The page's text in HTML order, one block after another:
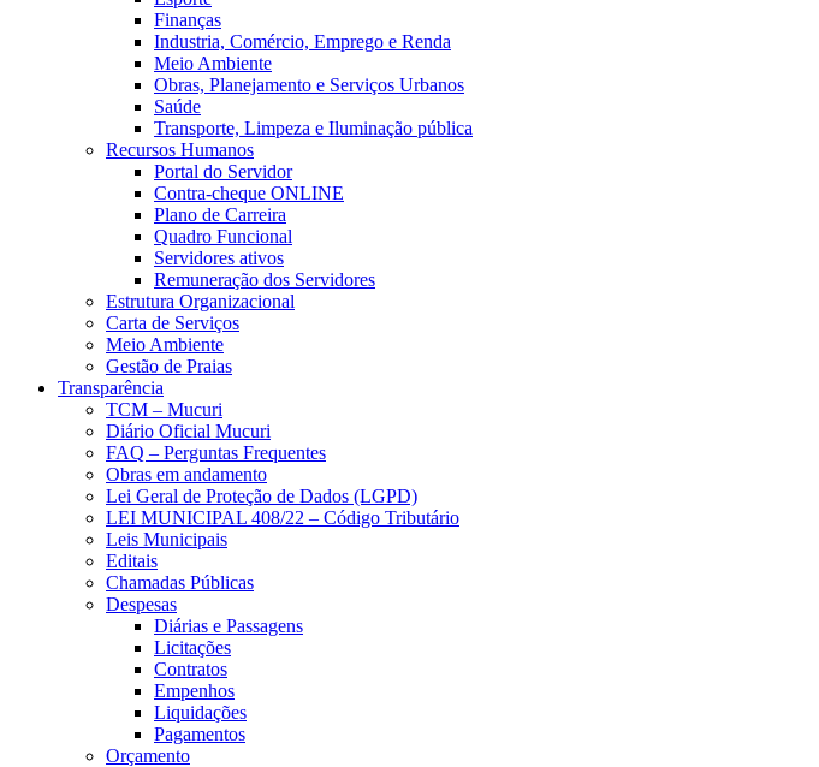
Finanças
Industria, Comércio, Emprego e Renda
Meio Ambiente
Obras, Planejamento e Serviços Urbanos
Saúde
Transporte, Limpeza e Iluminação pública
Recursos Humanos
Portal do Servidor
Contra-cheque ONLINE
Plano de Carreira
Quadro Funcional
Servidores ativos
Remuneração dos Servidores
Estrutura Organizacional
Carta de Serviços
Meio Ambiente
Gestão de Praias
Transparência
TCM – Mucuri
Diário Oficial Mucuri
FAQ – Perguntas Frequentes
Obras em andamento
Lei Geral de Proteção de Dados (LGPD)
LEI MUNICIPAL 408/22 – Código Tributário
Leis Municipais
Editais
Chamadas Públicas
Despesas
Diárias e Passagens
Licitações
Contratos
Empenhos
Liquidações
Pagamentos
Orçamento